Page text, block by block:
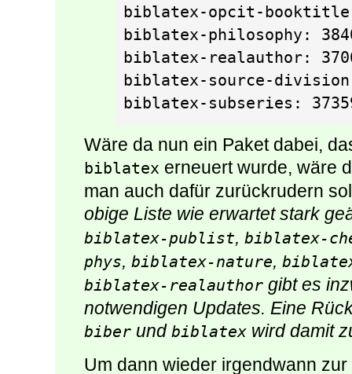
biblatex-opcit-
biblatex-philosophy:
biblatex-realauthor:
biblatex-source-
biblatex-subseries:
Wäre da nun ein Paket dabei,
biblatex erneuert wurde, wäre
man auch dafür zurückrudern
obige Liste wie erwartet stark
biblatex-publist, biblatex-
phys, biblatex-nature,
biblatex-realauthor gibt es
notwendigen Updates. Eine
biber und biblatex wird damit
Um dann wieder irgendwann